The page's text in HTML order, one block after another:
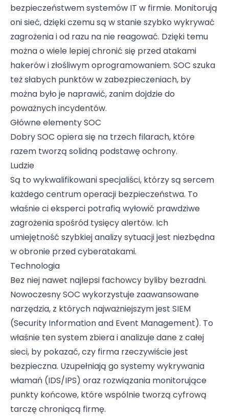
bezpieczeństwem systemów IT w firmie. Monitorują
oni sieć, dzięki czemu są w stanie szybko wykrywać
zagrożenia i od razu na nie reagować. Dzięki temu
można o wiele lepiej chronić się przed atakami
hakerów i złośliwym oprogramowaniem. SOC szuka
też słabych punktów w zabezpieczeniach, by
można było je naprawić, zanim dojdzie do
poważnych incydentów.
Główne elementy SOC
Dobry SOC opiera się na trzech filarach, które
razem tworzą solidną podstawę ochrony.
Ludzie
Są to wykwalifikowani specjaliści, którzy są sercem
każdego centrum operacji bezpieczeństwa. To
właśnie ci eksperci potrafią wyłowić prawdziwe
zagrożenia spośród tysięcy alertów. Ich
umiejętność szybkiej analizy sytuacji jest niezbędna
w obronie przed cyberatakami.
Technologia
Bez niej nawet najlepsi fachowcy byliby bezradni.
Nowoczesny SOC wykorzystuje zaawansowane
narzędzia, z których najważniejszym jest SIEM
(Security Information and Event Management). To
właśnie ten system zbiera i analizuje dane z całej
sieci, by pokazać, czy firma rzeczywiście jest
bezpieczna. Uzupełniają go systemy wykrywania
włamań (IDS/IPS) oraz rozwiązania monitorujące
punkty końcowe, które wspólnie tworzą cyfrową
tarczę chroniącą firmę.